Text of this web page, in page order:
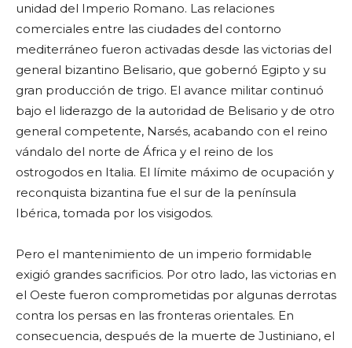
unidad del Imperio Romano. Las relaciones
comerciales entre las ciudades del contorno
mediterráneo fueron activadas desde las victorias del
general bizantino Belisario, que gobernó Egipto y su
gran producción de trigo. El avance militar continuó
bajo el liderazgo de la autoridad de Belisario y de otro
general competente, Narsés, acabando con el reino
vándalo del norte de África y el reino de los
ostrogodos en Italia. El límite máximo de ocupación y
reconquista bizantina fue el sur de la península
Ibérica, tomada por los visigodos.
Pero el mantenimiento de un imperio formidable
exigió grandes sacrificios. Por otro lado, las victorias en
el Oeste fueron comprometidas por algunas derrotas
contra los persas en las fronteras orientales. En
consecuencia, después de la muerte de Justiniano, el